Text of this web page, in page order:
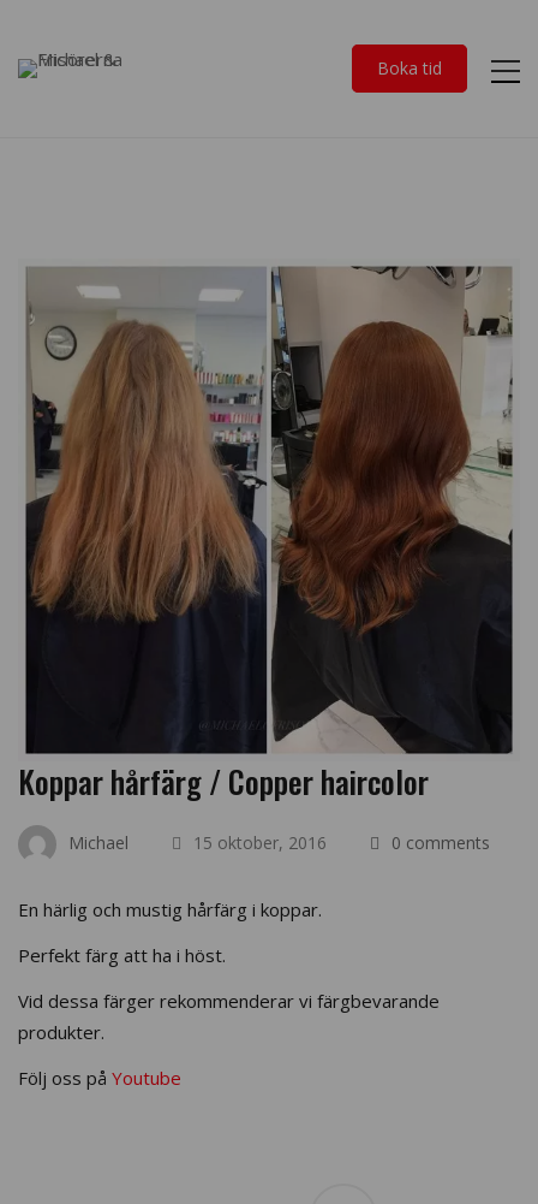
Boka tid
Koppar hårfärg / Copper haircolor
Michael 15 oktober, 2016 0 comments
En härlig och mustig hårfärg i koppar.
Perfekt färg att ha i höst.
Vid dessa färger rekommenderar vi färgbevarande
produkter.
Följ oss på Youtube